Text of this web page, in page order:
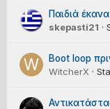
Παιδιά
skepasti21 ·
Boot loop
WitcherX ·